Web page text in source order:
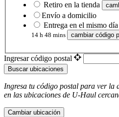
Retiro en la tienda
Envío a domicilio
Entrega en el mismo día
14 h 48 mins
cambiar código
Ingresar código postal
Buscar ubicaciones
Ingresa tu código postal para ver la
en las ubicaciones de U-Haul
Cambiar ubicación